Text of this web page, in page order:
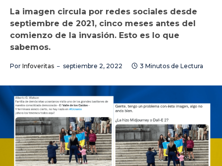
La imagen circula por redes sociales desde
septiembre de 2021, cinco meses antes del
comienzo de la invasión. Esto es lo que
sabemos.
Por Infoveritas septiembre 2, 2022 3 Minutos de Lectura